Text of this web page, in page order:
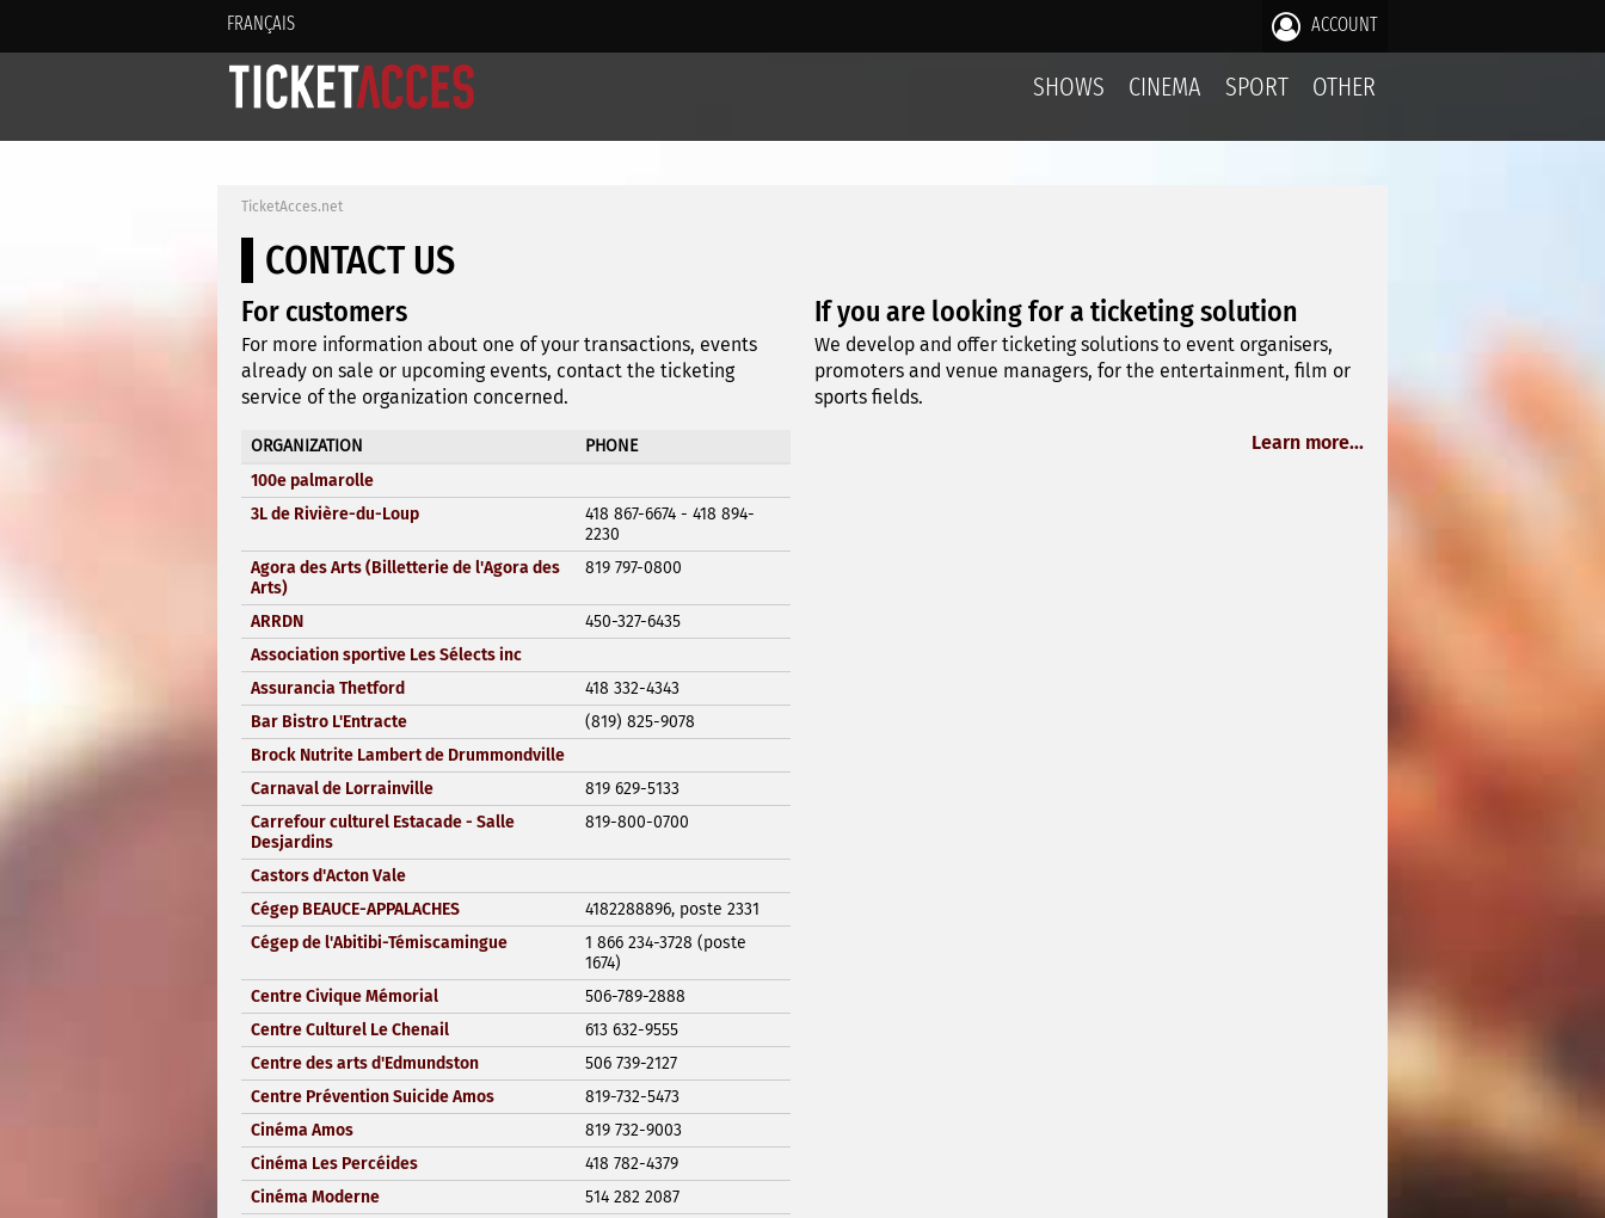
FRANÇAIS ACCOUNT
SHOWS CINEMA SPORT OTHER
TicketAcces.net
CONTACT US
For customers
For more information about one of your transactions, events
already on sale or upcoming events, contact the ticketing
service of the organization concerned.
ORGANIZATION
PHONE
100e palmarolle
3L de Rivière-du-Loup
418 867-6674 - 418 894-
2230
Agora des Arts (Billetterie de l'Agora des
Arts)
819 797-0800
ARRDN
450-327-6435
Association sportive Les Sélects inc
Assurancia Thetford
418 332-4343
Bar Bistro L'Entracte
(819) 825-9078
Brock Nutrite Lambert de Drummondville
Carnaval de Lorrainville
819 629-5133
Carrefour culturel Estacade - Salle
Desjardins
819-800-0700
Castors d'Acton Vale
Cégep BEAUCE-APPALACHES
4182288896, poste 2331
Cégep de l'Abitibi-Témiscamingue
1 866 234-3728 (poste
1674)
Centre Civique Mémorial
506-789-2888
Centre Culturel Le Chenail
613 632-9555
Centre des arts d'Edmundston
506 739-2127
Centre Prévention Suicide Amos
819-732-5473
Cinéma Amos
819 732-9003
Cinéma Les Percéides
418 782-4379
Cinéma Moderne
514 282 2087
If you are looking for a ticketing solution
We develop and offer ticketing solutions to event organisers,
promoters and venue managers, for the entertainment, film or
sports fields.
Learn more...